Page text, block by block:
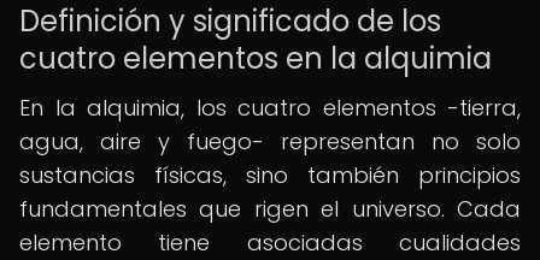
Definición y significado de los
cuatro elementos en la alquimia
En la alquimia, los cuatro elementos -tierra,
agua, aire y fuego- representan no solo
sustancias físicas, sino también principios
fundamentales que rigen el universo. Cada
elemento tiene asociadas cualidades